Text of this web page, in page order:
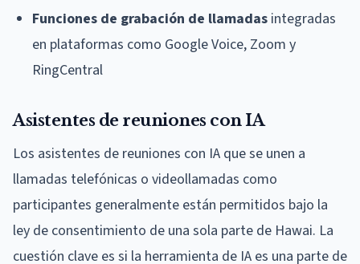
Funciones de grabación de llamadas integradas
en plataformas como Google Voice, Zoom y
RingCentral
Asistentes de reuniones con IA
Los asistentes de reuniones con IA que se unen a
llamadas telefónicas o videollamadas como
participantes generalmente están permitidos bajo la
ley de consentimiento de una sola parte de Hawai. La
cuestión clave es si la herramienta de IA es una parte de